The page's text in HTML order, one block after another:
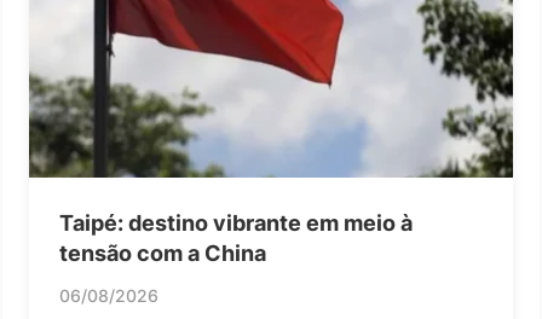
Taipé: destino vibrante em meio à
tensão com a China
06/08/2026